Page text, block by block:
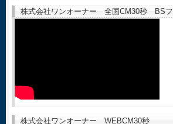
株式会社ワンオーナー 全国CM30秒 BSフ
株式会社ワンオーナー WEBCM30秒